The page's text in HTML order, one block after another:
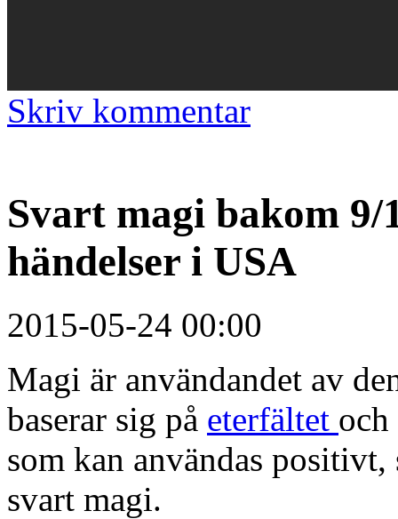
Skriv kommentar
Svart magi bakom
händelser i USA
2015-05-24 00:00
Magi är användandet av
baserar sig på eterfältet och
som kan användas
svart magi.